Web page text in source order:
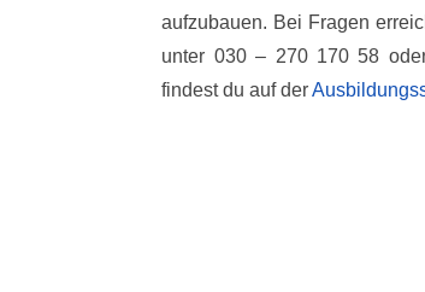
aufzubauen. Bei Fragen
unter 030 – 270 170 58
findest du auf der